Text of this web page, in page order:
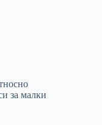
за малки